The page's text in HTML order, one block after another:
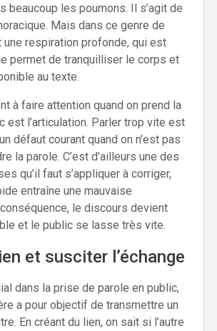
beaucoup les poumons. Il s’agit de
Mais dans ce genre de
une respiration profonde, qui est
permet de tranquilliser le corps et
au texte.
à faire attention quand on prend la
est l’articulation. Parler trop vite est
défaut courant quand on n’est pas
la parole. C’est d’ailleurs une des
qu’il faut s’appliquer à corriger,
entraîne une mauvaise
le discours devient
et le public se lasse très vite.
et susciter l’échange
dans la prise de parole en public,
a pour objectif de transmettre un
En créant du lien, on sait si l’autre